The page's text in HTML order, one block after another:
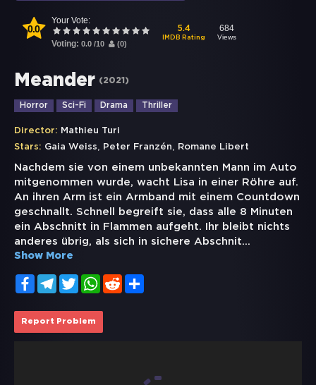
0.0
Your Vote:
Voting: 0.0 /10 (0)
5.4
IMDB Rating
684
Views
Meander (2021 )
Horror Sci-Fi Drama Thriller
Director: Mathieu Turi
Stars: Gaia Weiss, Peter Franzén, Romane Libert
Nachdem sie von einem unbekannten Mann im Auto
mitgenommen wurde, wacht Lisa in einer Röhre auf.
An ihren Arm ist ein Armband mit einem Countdown
geschnallt. Schnell begreift sie, dass alle 8 Minuten
ein Abschnitt in Flammen aufgeht. Ihr bleibt nichts
anderes übrig, als sich in sichere Abschnit...
Show More
FacebookTelegramTwitterWhatsApp
Reddit
Report Problem